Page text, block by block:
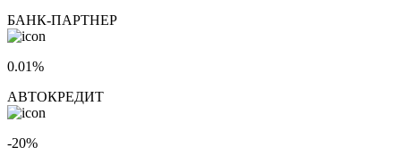
БАНК-ПАРТНЕР
0.01%
АВТОКРЕДИТ
-20%